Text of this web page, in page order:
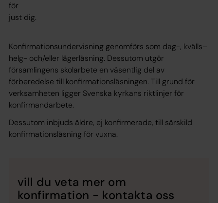
för
just dig.
Konfirmationsundervisning genomförs som dag-, kvälls–
helg- och/eller lägerläsning. Dessutom utgör
församlingens skolarbete en väsentlig del av
förberedelse till konfirmationsläsningen. Till grund för
verksamheten ligger Svenska kyrkans riktlinjer för
konfirmandarbete.
Dessutom inbjuds äldre, ej konfirmerade, till särskild
konfirmationsläsning för vuxna.
vill du veta mer om
konfirmation - kontakta oss